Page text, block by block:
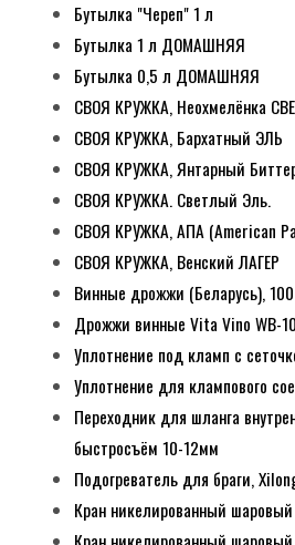
Бутылка "Череп" 1 л
Бутылка 1 л ДОМАШНЯЯ
Бутылка 0,5 л ДОМАШНЯЯ
СВОЯ КРУЖКА, Неохмелёнка
СВОЯ КРУЖКА, Бархатный ЭЛЬ
СВОЯ КРУЖКА, Янтарный
СВОЯ КРУЖКА. Светлый Эль.
СВОЯ КРУЖКА, АПА (American
СВОЯ КРУЖКА, Венский ЛАГЕР
Винные дрожжи (Беларусь),
Дрожжи винные Vita Vino WB-
Уплотнение под кламп с
Уплотнение для клампового
Переходник для шланга
быстросъём 10-12мм
Подогреватель для браги,
Кран никелированный